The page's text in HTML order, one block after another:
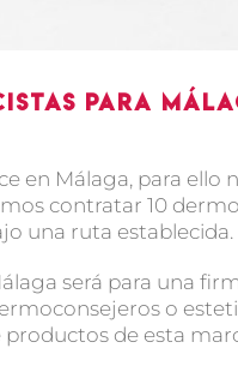
para
en Málaga, para ello
contratar 10
una ruta establecida.
será para una
o
de esta